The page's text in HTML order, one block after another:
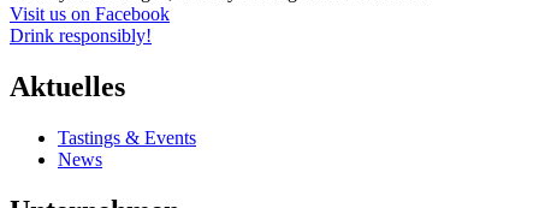
Visit us on Facebook
Drink responsibly!
Aktuelles
Tastings & Events
News